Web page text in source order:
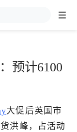
预计6100
大促后英国市
洪峰，占活动